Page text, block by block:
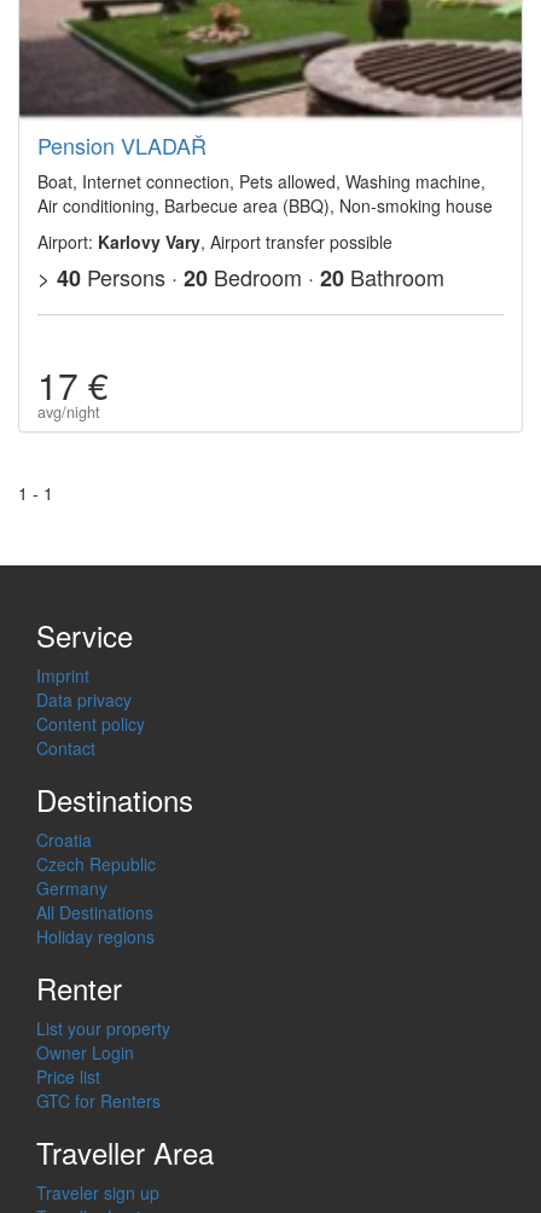
Pension VLADAŘ
Boat, Internet connection, Pets allowed, Washing machine,
Air conditioning, Barbecue area (BBQ), Non-smoking house
Airport: Karlovy Vary, Airport transfer possible
> 40 Persons · 20 Bedroom · 20 Bathroom
17 €
avg/night
1 - 1
Service
Imprint
Data privacy
Content policy
Contact
Destinations
Croatia
Czech Republic
Germany
All Destinations
Holiday regions
Renter
List your property
Owner Login
Price list
GTC for Renters
Traveller Area
Traveler sign up